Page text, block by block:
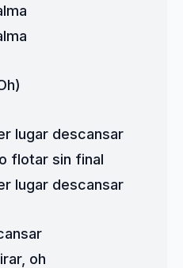
lugar descansar
flotar sin final
lugar descansar
oh